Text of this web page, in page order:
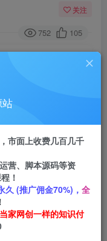
关注
752 105
市面上收费几百几千
营、脚本源码等资
！
久 (推广佣金70%)， 全
家网创一样的知识付